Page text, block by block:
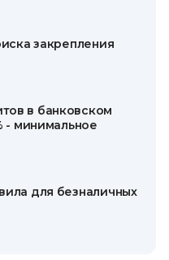
закрепления
в банковском
- минимальное
для безналичных